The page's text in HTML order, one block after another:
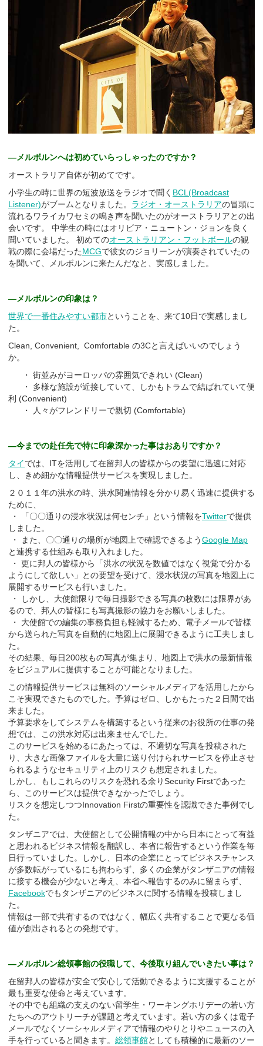
―メルボルンへは初めていらっしゃったのですか？
オーストラリア自体が初めてです。
小学生の時に世界の短波放送をラジオで聞く BCL(Broadcast
Listener)がブームとなりました。 ラジオ・オーストラリアの冒頭に
流れるワライカワセミの鳴き声を聞いたのがオーストラリアとの出
会いです。 中学生の時にはオリビア・ニュートン・ジョンを良く
聞いていました。 初めてのオーストラリアン・フットボールの観
戦の際に会場だったMCGで彼女のジョリーンが演奏されていたの
を聞いて、メルボルンに来たんだなと、実感しました。
―メルボルンの印象は？
世界で一番住みやすい都市ということを、来て10日で実感しまし
た。
Clean, Convenient, Comfortable の3Cと言えばいいのでしょう
か。
・ 街並みがヨーロッパの雰囲気できれい (Clean)
・ 多様な施設が近接していて、しかもトラムで結ばれていて便
利 (Convenient)
・ 人々がフレンドリーで親切 (Comfortable)
―今までの赴任先で特に印象深かった事はおありですか？
タイでは、ITを活用して在留邦人の皆様からの要望に迅速に対応
し、きめ細かな情報提供サービスを実現しました。
２０１１年の洪水の時、洪水関連情報を分かり易く迅速に提供する
ために、
・ 「〇〇通りの浸水状況は何センチ」という情報をTwitterで提供
しました。
・ また、〇〇通りの場所が地図上で確認できるようGoogle Map
と連携する仕組みも取り入れました。
・ 更に邦人の皆様から「洪水の状況を数値ではなく視覚で分かる
ようにして欲しい」との要望を受けて、浸水状況の写真を地図上に
展開するサービスも行いました。
・ しかし、大使館限りで毎日撮影できる写真の枚数には限界があ
るので、邦人の皆様にも写真撮影の協力をお願いしました。
・ 大使館での編集の事務負担も軽減するため、電子メールで皆様
から送られた写真を自動的に地図上に展開できるように工夫しまし
た。
その結果、毎日200枚もの写真が集まり、地図上で洪水の最新情報
をビジュアルに提供することが可能となりました。
この情報提供サービスは無料のソーシャルメディアを活用したから
こそ実現できたものでした。予算はゼロ、しかもたった２日間で出
来ました。
予算要求をしてシステムを構築するという従来のお役所の仕事の発
想では、この洪水対応は出来ませんでした。
このサービスを始めるにあたっては、不適切な写真を投稿された
り、大きな画像ファイルを大量に送り付けられサービスを停止させ
られるようなセキュリティ上のリスクも想定されました。
しかし、もしこれらのリスクを恐れる余りSecurity Firstであった
ら、このサービスは提供できなかったでしょう。
リスクを想定しつつInnovation Firstの重要性を認識できた事例でし
た。
タンザニアでは、大使館として公開情報の中から日本にとって有益
と思われるビジネス情報を翻訳し、本省に報告するという作業を毎
日行っていました。しかし、日本の企業にとってビジネスチャンス
が多数転がっているにも拘わらず、多くの企業がタンザニアの情報
に接する機会が少ないと考え、本省へ報告するのみに留まらず、
Facebookでもタンザニアのビジネスに関する情報を投稿しまし
た。
情報は一部で共有するのではなく、幅広く共有することで更なる価
値が創出されるとの発想です。
―メルボルン総領事館の役職して、今後取り組んでいきたい事は？
在留邦人の皆様が安全で安心して活動できるように支援することが
最も重要な使命と考えています。
その中でも組織の支えのない留学生・ワーキングホリデーの若い方
たちへのアウトリーチが課題と考えています。若い方の多くは電子
メールでなくソーシャルメディアで情報のやりとりやニュースの入
手を行っていると聞きます。 総領事館としても積極的に最新のソー